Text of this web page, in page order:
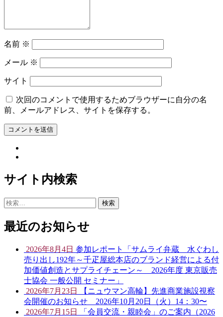
名前 ※
メール ※
サイト
次回のコメントで使用するためブラウザーに自分の名
前、メールアドレス、サイトを保存する。
サイト内検索
検
最近のお知らせ
2026年8月4日 参加レポート「サムライ弁蔵 水ぐわし
売り出し192年～千疋屋総本店のブランド経営による付
加価値創造とサプライチェーン～ 2026年度 東京販売
士協会 一般公開 セミナー」
2026年7月23日
【ニュウマン高輪】先進商業施設視察
会開催のお知らせ 2026年10月20日（火）14：30〜
2026年7月15日
「会員交流・親睦会」のご案内（2026